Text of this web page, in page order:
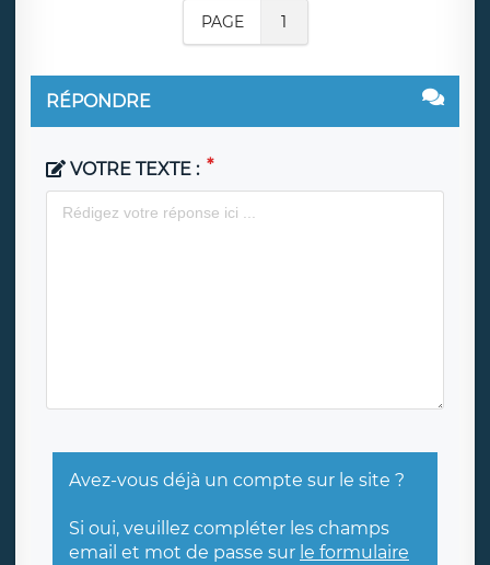
PAGE 1
RÉPONDRE
VOTRE TEXTE :
Avez-vous déjà un compte sur le site ?
Si oui, veuillez compléter les champs
email et mot de passe sur le formulaire